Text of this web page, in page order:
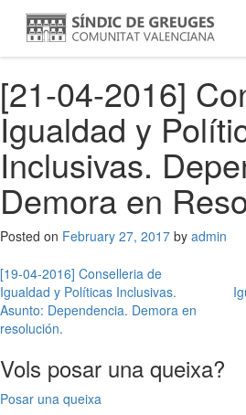
[21-04-2016]
Igualdad y
Inclusivas.
Demora en
Posted on February 27, 2017 by admin
Post
navigation
[19-04-2016] Conselleria de
Igualdad y Políticas Inclusivas.
Asunto: Dependencia. Demora en
resolución.
Vols posar una queixa?
Posar una queixa